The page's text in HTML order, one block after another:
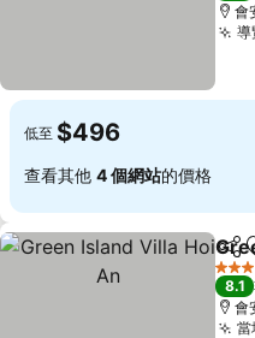
會
導
低至 $496
查看其他 4 個網站的價格
分享
3 星級
8.1
會
當